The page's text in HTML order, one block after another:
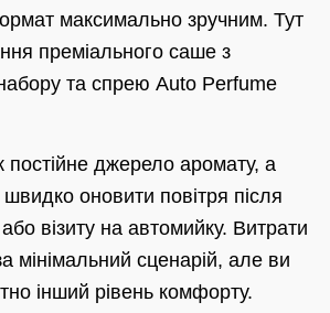
максимально зручним. Тут
преміального саше з
та спрею Auto Perfume
джерело аромату, а
оновити повітря після
візиту на автомийку. Витрати
мінімальний сценарій, але ви
інший рівень комфорту.